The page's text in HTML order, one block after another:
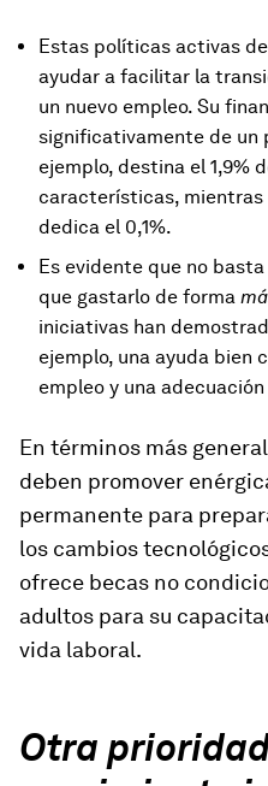
Estas políticas activas
ayudar a facilitar la
un nuevo empleo. Su
significativamente de un
ejemplo, destina el 1,9%
características, mientras
dedica el 0,1%.
Es evidente que no
que gastarlo de forma
iniciativas han
ejemplo, una ayuda bien
empleo y una
En términos más
deben promover
permanente para
los cambios
ofrece becas no
adultos para su
vida laboral.
Otra